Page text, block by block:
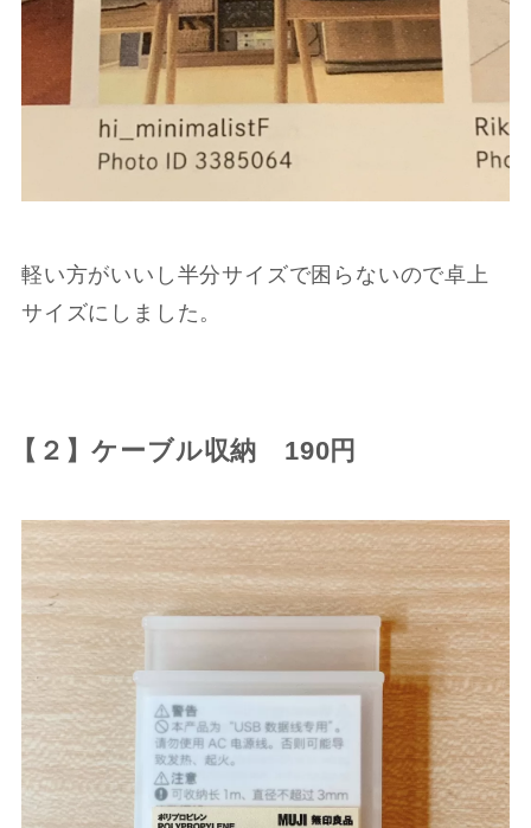
軽い方がいいし半分サイズで困らないので卓上
サイズにしました。
【２】ケーブル収納 190円